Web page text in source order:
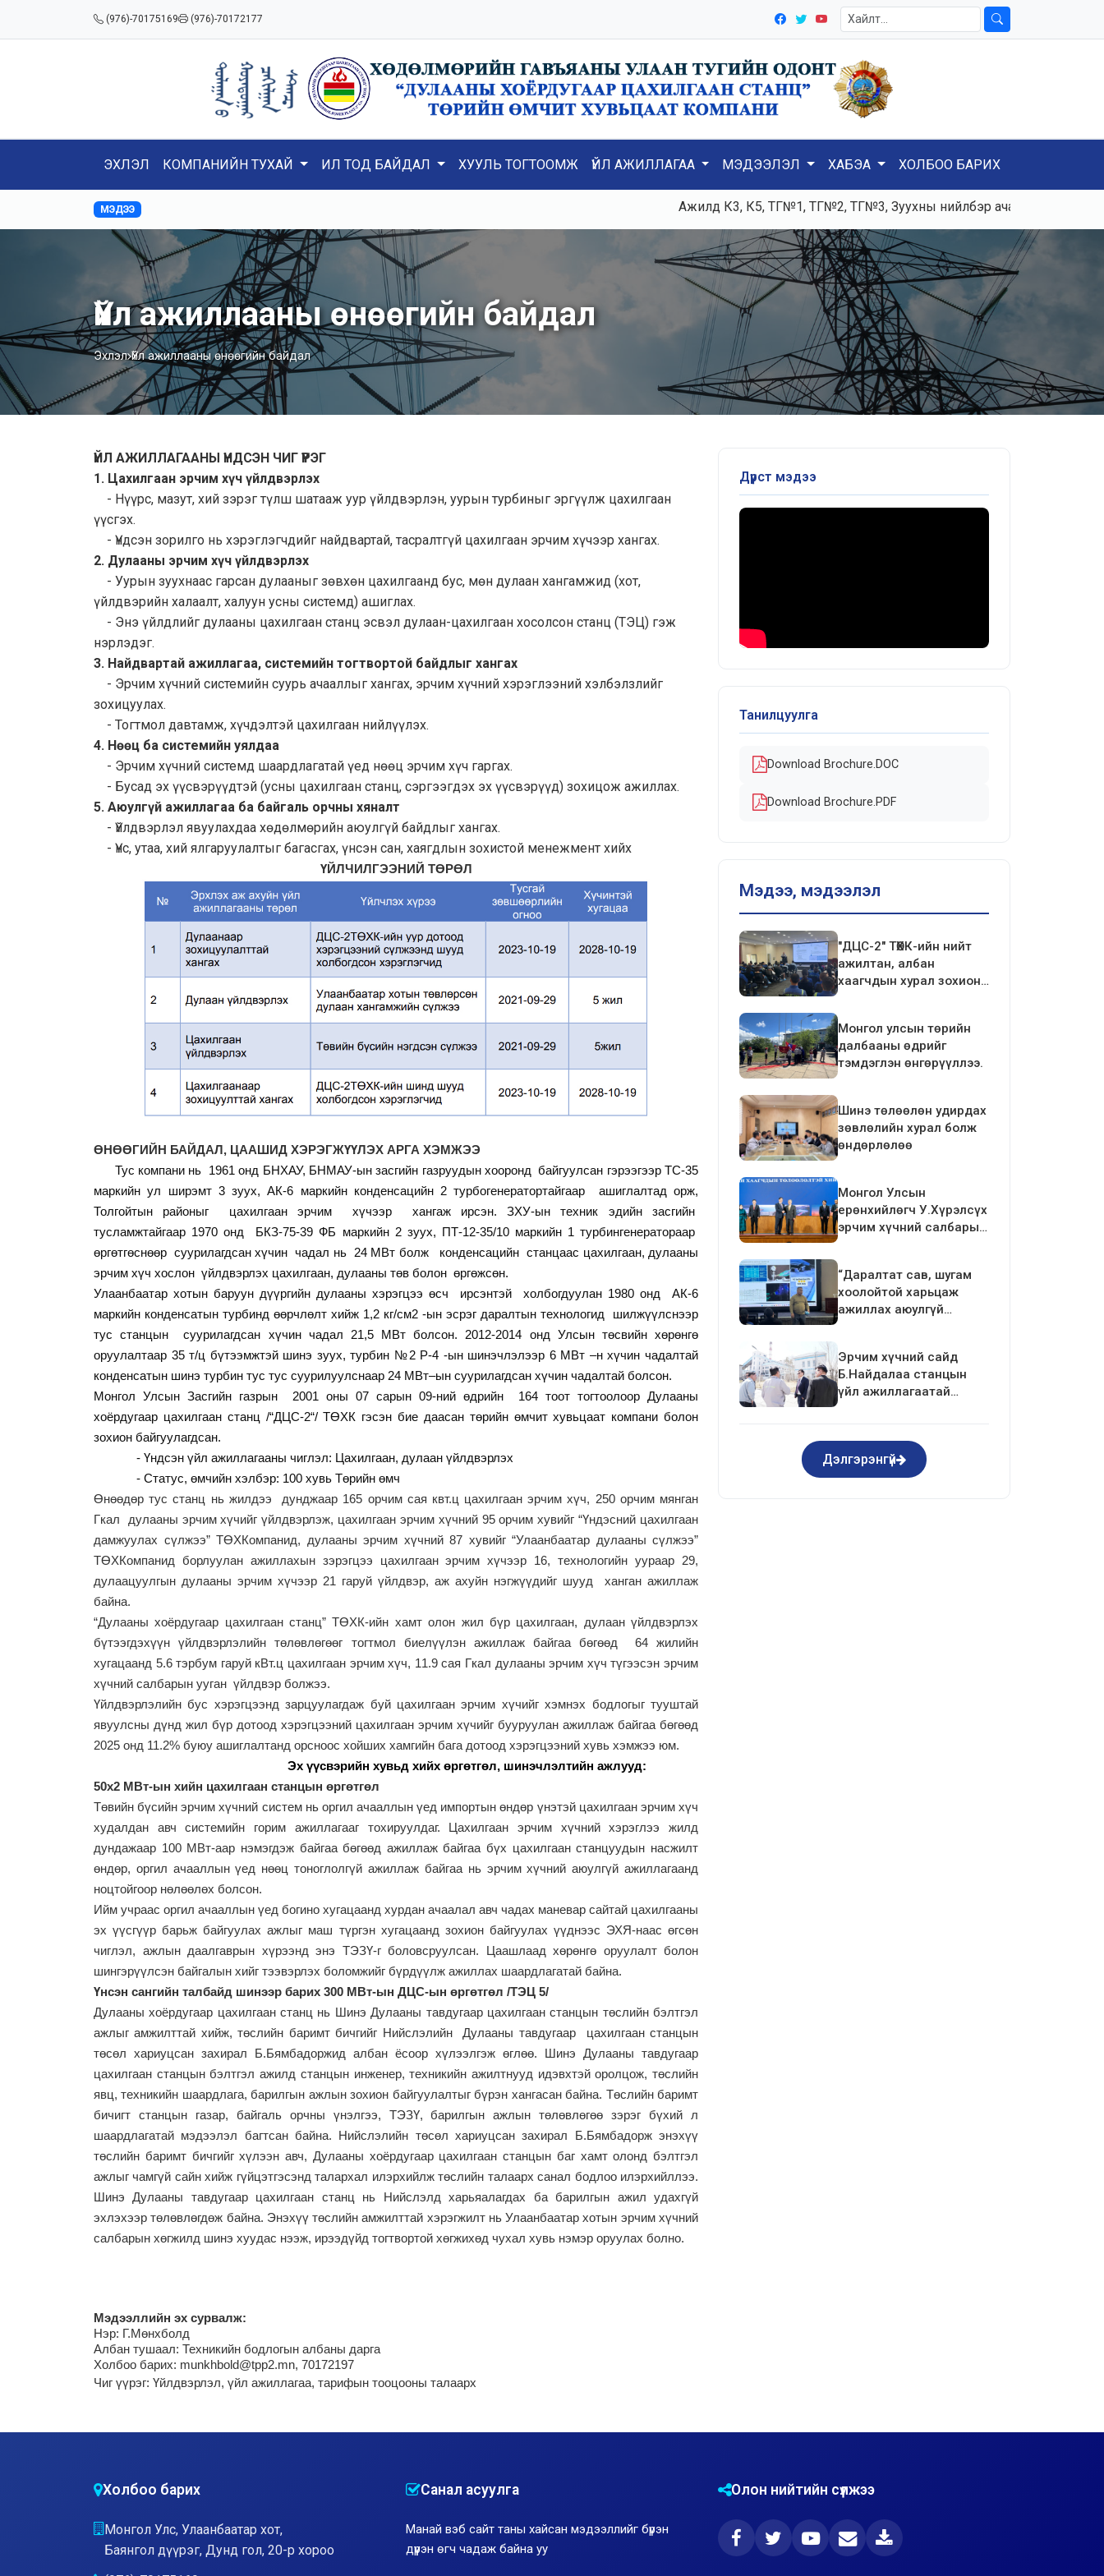
(976)-70175169 (976)-70172177
ЭХЛЭЛ КОМПАНИЙН ТУХАЙ ИЛ ТОД БАЙДАЛ ХУУЛЬ ТОГТООМЖ ҮЙЛ АЖИЛЛАГАА МЭДЭЭЛЭЛ ХАБЭА ХОЛБОО БАРИХ
МЭДЭЭ Ажилд К3, К5, ТГ№1, ТГ№2, ТГ№3, Зуухны нийлбэр ачаалал 120-125тн/ц,
Үйл ажиллааны өнөөгийн байдал
Эхлэл Үйл ажиллааны өнөөгийн байдал
ҮЙЛ АЖИЛЛАГААНЫ ҮНДСЭН ЧИГ ҮҮРЭГ
1. Цахилгаан эрчим хүч үйлдвэрлэх
- Нүүрс, мазут, хий зэрэг түлш шатааж уур үйлдвэрлэн, уурын турбиныг эргүүлж цахилгаан
үүсгэх.
- Үндсэн зорилго нь хэрэглэгчдийг найдвартай, тасралтгүй цахилгаан эрчим хүчээр хангах.
2. Дулааны эрчим хүч үйлдвэрлэх
- Уурын зуухнаас гарсан дулааныг зөвхөн цахилгаанд бус, мөн дулаан хангамжид (хот,
үйлдвэрийн халаалт, халуун усны системд) ашиглах.
- Энэ үйлдлийг дулааны цахилгаан станц эсвэл дулаан-цахилгаан хосолсон станц (ТЭЦ) гэж
нэрлэдэг.
3. Найдвартай ажиллагаа, системийн тогтвортой байдлыг хангах
- Эрчим хүчний системийн суурь ачааллыг хангах, эрчим хүчний хэрэглээний хэлбэлзлийг
зохицуулах.
- Тогтмол давтамж, хүчдэлтэй цахилгаан нийлүүлэх.
4. Нөөц ба системийн уялдаа
- Эрчим хүчний системд шаардлагатай үед нөөц эрчим хүч гаргах.
- Бусад эх үүсвэрүүдтэй (усны цахилгаан станц, сэргээгдэх эх үүсвэрүүд) зохицож ажиллах.
5. Аюулгүй ажиллагаа ба байгаль орчны хяналт
- Үйлдвэрлэл явуулахдаа хөдөлмөрийн аюулгүй байдлыг хангах.
- Үнс, утаа, хий ялгаруулалтыг багасгах, үнсэн сан, хаягдлын зохистой менежмент хийх
ҮЙЛЧИЛГЭЭНИЙ ТӨРӨЛ
ӨНӨӨГИЙН БАЙДАЛ, ЦААШИД ХЭРЭГЖҮҮЛЭХ АРГА ХЭМЖЭЭ
Тус компани нь 1961 онд БНХАУ, БНМАУ-ын засгийн газруудын хооронд байгуулсан гэрээгээр ТС-35
маркийн ул ширэмт 3 зуух, АК-6 маркийн конденсацийн 2 турбогенератортайгаар
ашиглалтад орж,
Толгойтын районыг
цахилгаан эрчим хүчээр
хангаж ирсэн. ЗХУ-ын техник эдийн засгийн
тусламжтайгаар 1970 онд
БКЗ-75-39 ФБ маркийн 2 зуух, ПТ-12-35/10 маркийн 1 турбингенератораар
өргөтгөснөөр суурилагдсан хүчин чадал нь 24 МВт болж конденсацийн станцаас цахилгаан, дулааны
эрчим хүч хослон үйлдвэрлэх цахилгаан, дулааны төв болон өргөжсөн.
Улаанбаатар хотын баруун дүүргийн дулааны хэрэгцээ өсч
ирсэнтэй холбогдуулан 1980 онд
АК-6
маркийн конденсатын турбинд өөрчлөлт хийж 1,2 кг/см2 -ын эсрэг даралтын технологид
шилжүүлснээр
тус станцын
суурилагдсан хүчин чадал 21,5 МВт болсон. 2012-2014 онд Улсын төсвийн хөрөнгө
оруулалтаар 35 т/ц бүтээмжтэй шинэ зуух, турбин №2 Р-4 -ын шинэчлэлээр 6 МВт –н хүчин чадалтай
конденсатын шинэ турбин тус тус суурилуулснаар 24 МВт–ын суурилагдсан хүчин чадалтай болсон.
Монгол Улсын Засгийн газрын
2001 оны 07 сарын 09-ний өдрийн
164 тоот тогтоолоор Дулааны
хоёрдугаар цахилгаан станц /“ДЦС-2“/ ТӨХК гэсэн бие даасан төрийн өмчит хувьцаат компани болон
зохион байгуулагдсан.
- Үндсэн үйл ажиллагааны чиглэл: Цахилгаан, дулаан үйлдвэрлэх
- Статус, өмчийн хэлбэр: 100 хувь Төрийн өмч
Өнөөдөр тус станц нь жилдээ
дунджаар 165 орчим сая квт.ц цахилгаан эрчим хүч, 250орчим мянган
Гкал
дулааны эрчим хүчийг үйлдвэрлэж, цахилгаан эрчим хүчний 95 орчим хувийг “Үндэсний цахилгаан
дамжуулах сүлжээ” ТӨХКомпанид, дулааны эрчим хүчний 87 хувийг “Улаанбаатар дулааны сүлжээ”
ТӨХКомпанид борлуулан ажиллахын зэрэгцээ цахилгаан эрчим хүчээр 16, технологийн уураар 29,
дулаацуулгын дулааны эрчим хүчээр 21 гаруй үйлдвэр, аж ахуйн нэгжүүдийг шууд
ханган ажиллаж
байна.
“Дулааны хоёрдугаар цахилгаан станц” ТӨХК-ийн хамт олон жил бүр цахилгаан, дулаан үйлдвэрлэх
бүтээгдэхүүн үйлдвэрлэлийн төлөвлөгөөг тогтмол биелүүлэн ажиллаж байгаа бөгөөд
64жилийн
хугацаанд 5.6тэрбум гаруй кВт.ц цахилгаан эрчим хүч, 11.9сая Гкал дулааны эрчим хүч түгээсэн эрчим
хүчний салбарын ууган үйлдвэр болжээ.
Үйлдвэрлэлийн бус хэрэгцээнд зарцуулагдаж буй цахилгаан эрчим хүчийг хэмнэх бодлогыг тууштай
явуулсны дүнд жил бүр дотоод хэрэгцээний цахилгаан эрчим хүчийг бууруулан ажиллаж байгаа бөгөөд
2025 онд 11.2% буюу ашиглалтанд орсноос хойших хамгийн бага дотоод хэрэгцээний хувь хэмжээ юм.
Эх үүсвэрийн хувьд хийх өргөтгөл, шинэчлэлтийн ажлууд:
50х2 МВт-ын хийн цахилгаан станцын өргөтгөл
Төвийн бүсийн эрчим хүчний систем нь оргил ачааллын үед импортын өндөр үнэтэй цахилгаан эрчим хүч
худалдан авч системийн горим ажиллагааг тохируулдаг. Цахилгаан эрчим хүчний хэрэглээ жилд
дундажаар 100 МВт-аар нэмэгдэж байгаа бөгөөд ажиллаж байгаа бүх цахилгаан станцуудын насжилт
өндөр, оргил ачааллын үед нөөц тоноглолгүй ажиллаж байгаа нь эрчим хүчний аюулгүй ажиллагаанд
ноцтойгоор нөлөөлөх болсон.
Ийм учраас оргил ачааллын үед богино хугацаанд хурдан ачаалал авч чадах маневар сайтай цахилгааны
эх үүсгүүр барьж байгуулах ажлыг маш түргэн хугацаанд зохион байгуулах үүднээс ЭХЯ-наас өгсөн
чиглэл, ажлын даалгаврын хүрээнд энэ ТЭЗҮ-г боловсруулсан. Цаашлаад хөрөнгө оруулалт болон
шингэрүүлсэн байгалын хийг тээвэрлэх боломжийг бүрдүүлж ажиллах шаардлагатай байна.
Үнсэн сангийн талбайд шинээр барих 300 МВт-ын ДЦС-ын өргөтгөл /ТЭЦ 5/
Дулааныхоёрдугаар цахилгаан станц нь ШинэДулааны тавдугаар цахилгаан станцын төслийн бэлтгэл
ажлыг амжилттай хийж, төслийн баримт бичгийг Нийслэлийн
Дулааны тавдугаар
цахилгаан станцын
төсөл хариуцсан захирал Б.Бямбадоржид албан ёсоор хүлээлгэж өглөө. Шинэ Дулааны тавдугаар
цахилгаан станцын бэлтгэл ажилд станцын инженер, техникийн ажилтнууд идэвхтэй оролцож, төслийн
явц, техникийн шаардлага, барилгын ажлын зохион байгуулалтыг бүрэн хангасан байна. Төслийн баримт
бичигт станцын газар, байгаль орчны үнэлгээ, ТЭЗҮ, барилгын ажлын төлөвлөгөө зэрэг бүхий л
шаардлагатай мэдээлэл багтсан байна. Нийслэлийн төсөл хариуцсан захирал Б.Бямбадорж энэхүү
төслийн баримт бичгийг хүлээн авч, Дулааны хоёрдугаар цахилгаан станцын баг хамт олонд бэлтгэл
ажлыг чамгүй сайн хийж гүйцэтгэсэнд талархал илэрхийлж төслийн талаарх санал бодлоо илэрхийллээ.
ШинэДулааны тавдугаар цахилгаан станц нь Нийслэлд харьяалагдах ба барилгын ажил удахгүй
эхлэхээр төлөвлөгдөж байна. Энэхүү төслийн амжилттай хэрэгжилт нь Улаанбаатар хотын эрчим хүчний
салбарын хөгжилд шинэ хуудас нээж, ирээдүйд тогтвортой хөгжихөд чухал хувь нэмэр оруулах болно.
Мэдээллийн эх сурвалж:
Нэр: Г.Мөнхболд
Албан тушаал: Техникийн бодлогын албаны дарга
Холбоо барих: munkhbold@tpp2.mn, 70172197
Чиг үүрэг: Үйлдвэрлэл, үйл ажиллагаа, тарифын тооцооны талаарх
Дүрст мэдээ
Танилцуулга
Download Brochure.DOC
Download Brochure.PDF
Мэдээ, мэдээлэл
"ДЦС-2" ТӨХК-ийн нийт
ажилтан, албан
хаагчдын хурал зохион
Монгол улсын төрийн
далбааны өдрийг
тэмдэглэн өнгөрүүллээ.
Шинэ төлөөлөн удирдах
зөвлөлийн хурал болж
өндөрлөлөө
Монгол Улсын
ерөнхийлөгч У.Хүрэлсүх
эрчим хүчний салбарын
уулзалт хийлээ
“Даралтат сав, шугам
хоолойтой харьцаж
ажиллах аюулгүй
байгуулав.
Эрчим хүчний сайд
Б.Найдалаа станцын
үйл ажиллагаатай
Дэлгэрэнгүй
Холбоо барих
Монгол Улс, Улаанбаатар хот,
Баянгол дүүрэг, Дунд гол, 20-р хороо
Санал асуулга
Манай вэб сайт таны хайсан мэдээллийг бүрэн
дүүрэн өгч чадаж байна уу
Олон нийтийн сүлжээ